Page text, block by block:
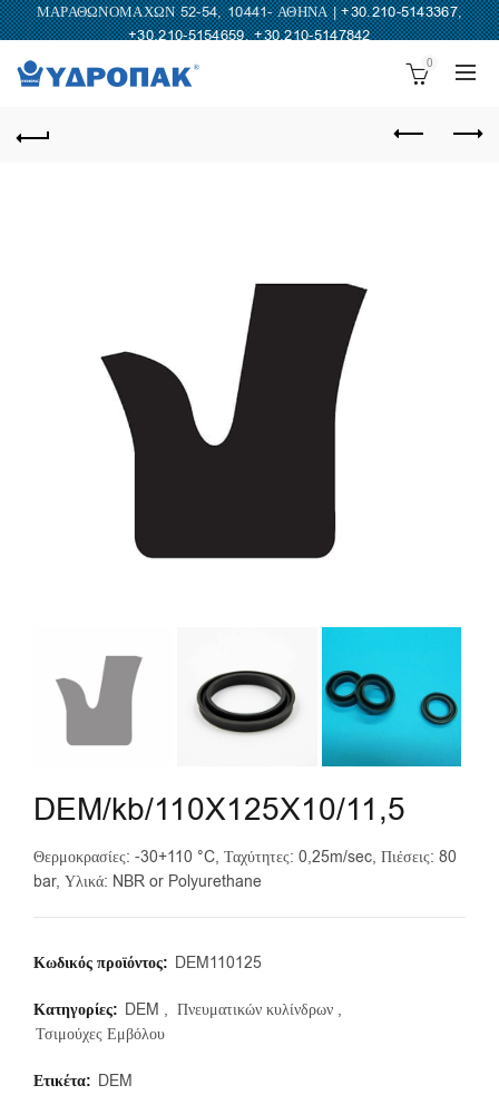
ΜΑΡΑΘΩΝΟΜΑΧΩΝ 52-54, 10441- ΑΘΗΝΑ |+30.210-5143367,
+30.210-5154659,+30.210-5147842
0
DEM/kb/110X125X10/11,5
Θερμοκρασίες: -30+110 °C, Ταχύτητες: 0,25m/sec, Πιέσεις: 80
bar, Υλικά: NBR or Polyurethane
Κωδικός προϊόντος: DEM110125
Κατηγορίες: DEM , Πνευματικών κυλίνδρων ,
Τσιμούχες Εμβόλου
Ετικέτα: DEM